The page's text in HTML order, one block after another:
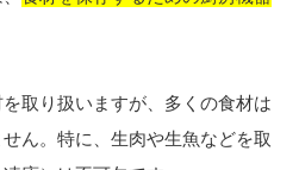
取り扱いますが、多くの食材は
ん。特に、生肉や生魚などを取